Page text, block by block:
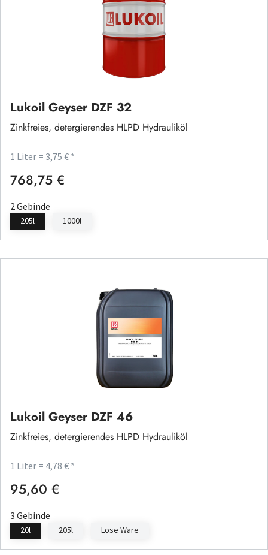
Lukoil Geyser DZF 32
Zinkfreies, detergierendes HLPD Hydrauliköl
1 Liter = 3,75 € *
Regulärer Preis:
768,75 €
2 Gebinde
205l 1000l
Lukoil Geyser DZF 46
Zinkfreies, detergierendes HLPD Hydrauliköl
1 Liter = 4,78 € *
Regulärer Preis:
95,60 €
3 Gebinde
20l 205l Lose Ware